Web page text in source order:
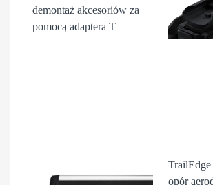
demontaż akcesoriów za
pomocą adaptera T
TrailEdge
opór